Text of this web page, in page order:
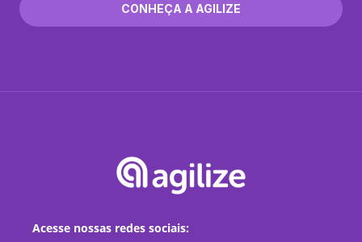
CONHEÇA A AGILIZE
Acesse nossas redes sociais: